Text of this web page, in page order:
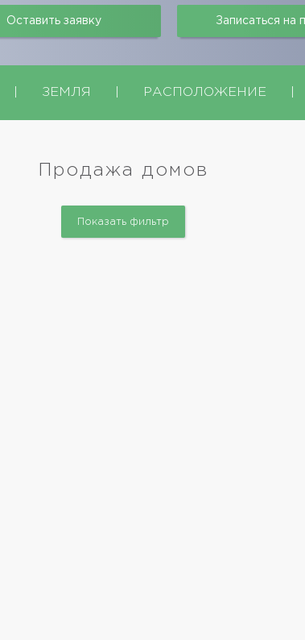
Оставить заявку Записаться на
ЗЕМЛЯ РАСПОЛОЖЕНИЕ
Продажа домов
Показать фильтр